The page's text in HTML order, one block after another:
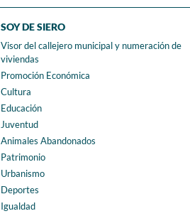
SOY DE SIERO
Visor del callejero municipal y numeración de
viviendas
Promoción Económica
Cultura
Educación
Juventud
Animales Abandonados
Patrimonio
Urbanismo
Deportes
Igualdad